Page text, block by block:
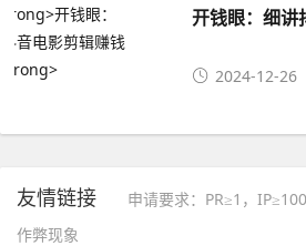
开钱眼：细讲
2024-12-26
友情链接
申请要求：PR≥1，
作弊现象